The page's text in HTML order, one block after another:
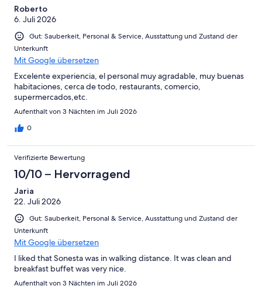
Roberto
6. Juli 2026
Gut: Sauberkeit, Personal & Service, Ausstattung und Zustand der
Unterkunft
Mit Google übersetzen
Excelente experiencia, el personal muy agradable, muy buenas
habitaciones, cerca de todo, restaurants, comercio,
supermercados,etc.
Aufenthalt von 3 Nächten im Juli 2026
0
Verifizierte Bewertung
10/10 – Hervorragend
Jaria
22. Juli 2026
Gut: Sauberkeit, Personal & Service, Ausstattung und Zustand der
Unterkunft
Mit Google übersetzen
I liked that Sonesta was in walking distance. It was clean and
breakfast buffet was very nice.
Aufenthalt von 3 Nächten im Juli 2026